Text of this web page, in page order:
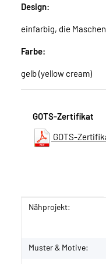
Design:
einfarbig, die
Farbe:
gelb (yellow cream)
GOTS-Zertifikat
GOTS-
Produkteigenschaft
Wert
Nähprojekt:
Muster & Motive: